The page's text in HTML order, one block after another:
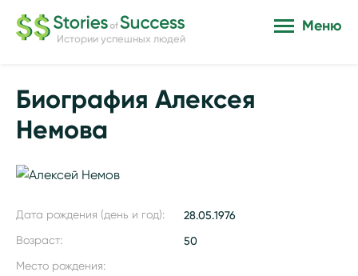
Истории успешных людей
Меню
Биография Алексея
Немова
Дата рождения (день и год): 28.05.1976
Возраст: 50
Место рождения: